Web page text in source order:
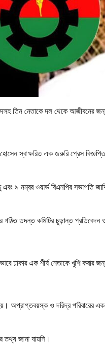
তিন নেতাকে দল থেকে আজীবনের
স্বাক্ষরিত এক জরুরি প্রেস
৯ নম্বর ওয়ার্ড বিএনপির সভাপতি
তদন্ত কমিটির চূড়ান্ত প্রতিবেদন
ঢাকার এক শীর্ষ নেতাকে খুশি
অপ্রাপ্তবয়স্ক ও দরিদ্র পরিবারের
জানা যায়নি।